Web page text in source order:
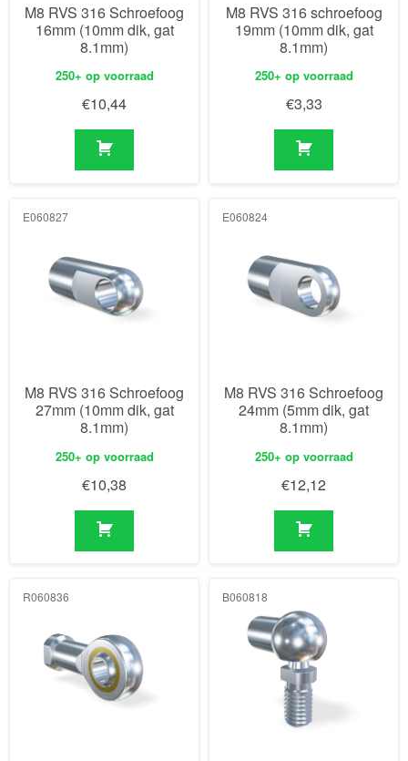
M8 RVS 316 Schroefoog
16mm (10mm dik, gat
8.1mm)
250+ op voorraad
€10,44
M8 RVS 316 schroefoog
19mm (10mm dik, gat
8.1mm)
250+ op voorraad
€3,33
E060827
M8 RVS 316 Schroefoog
27mm (10mm dik, gat
8.1mm)
250+ op voorraad
€10,38
E060824
M8 RVS 316 Schroefoog
24mm (5mm dik, gat
8.1mm)
250+ op voorraad
€12,12
R060836 B060818